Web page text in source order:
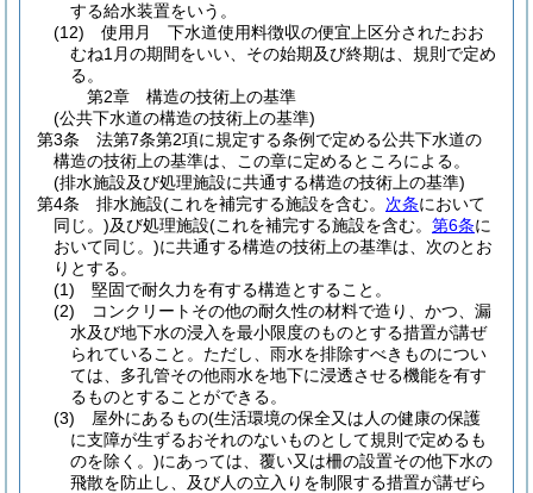
する給水装置をいう。
(12)
使用月 下水道使用料徴収の便宜上区分されたおお
むね1月の期間をいい、その始期及び終期は、規則で定め
る。
第2章
構造の技術上の基準
(公共下水道の構造の技術上の基準)
第3条
法第7条第2項に規定する条例で定める公共下水道の
構造の技術上の基準は、この章に定めるところによる。
(排水施設及び処理施設に共通する構造の技術上の基準)
第4条
排水施設(これを補完する施設を含む。 次条において
同じ。)及び処理施設(これを補完する施設を含む。 第6条に
おいて同じ。)に共通する構造の技術上の基準は、次のとお
りとする。
(1)
堅固で耐久力を有する構造とすること。
(2)
コンクリートその他の耐久性の材料で造り、かつ、漏
水及び地下水の浸入を最小限度のものとする措置が講ぜ
られていること。 ただし、雨水を排除すべきものについ
ては、多孔管その他雨水を地下に浸透させる機能を有す
るものとすることができる。
(3)
屋外にあるもの(生活環境の保全又は人の健康の保護
に支障が生ずるおそれのないものとして規則で定めるも
のを除く。)にあっては、覆い又は柵の設置その他下水の
飛散を防止し、及び人の立入りを制限する措置が講ぜら